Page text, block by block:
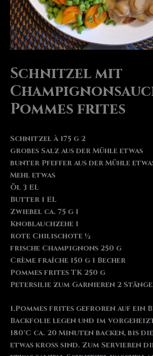
Schnitzel mit
Pommes frites
Schnitzel à 175 g 2
grobes Salz aus der Mühle etwas
bunter Pfeffer aus der Mühle
Mehl etwas
Öl 3 EL
Butter 1 EL
Zwiebel ca. 75 g 1
Knoblauchzehe 1
rote Chilischote ½
frische Champignons 250 g
Crème fraîche 150 g 1 Becher
Pommes frites TK 250 g
Petersilie zum Garnieren 2
1.Pommes frites gefroren auf ein
Backfolie legen und im
180°C ca. 20 Minuten backen, bis
etwas kross sind. Zum Servieren